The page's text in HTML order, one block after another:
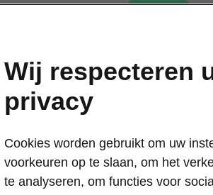
Wij respecteren
privacy
Cookies worden gebruikt om uw
voorkeuren op te slaan, om het
te analyseren, om functies voor